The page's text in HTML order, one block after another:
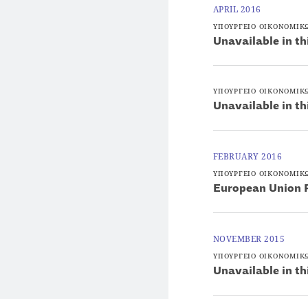
APRIL 2016
ΥΠΟΥΡΓΕΙΟ
Unavailable in
ΥΠΟΥΡΓΕΙΟ
Unavailable in
FEBRUARY 2016
ΥΠΟΥΡΓΕΙΟ
European Union
NOVEMBER 2015
ΥΠΟΥΡΓΕΙΟ
Unavailable in